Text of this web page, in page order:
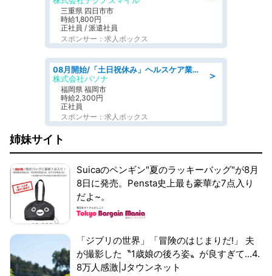
三重県 四日市市
時給1,800円
正社員 / 派遣社員
スポンサー：求人ボックス
＞
08月開始/「土日祝休み」ヘルスケア業界の産業保健師/高時給/未経験OK/要資格:保健師、正看護師
株式会社パソナ
福岡県 福岡市
時給2,300円
正社員
スポンサー：求人ボックス
姉妹サイト
Suicaのペンギン"夏のラッキーバッグ"が8月
8日に発売。Pensta史上最も豪華な7点入り
だよ~。
「ジブリの世界」「冒険のはじまりだ!」 夫
が撮影した〝1歳娘の後ろ姿〟が良すぎて...4.
8万人感激|Jタウンネット